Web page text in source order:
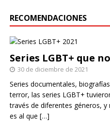
RECOMENDACIONES
Series LGBT+ que
30 de diciembre de 2021
Series documentales,
terror, las series LGBT+
través de diferentes géneros,
es al que […]